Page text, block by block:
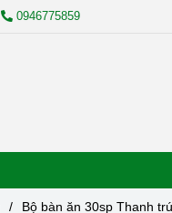
0946775859
/ Bộ bàn ăn 30sp Thanh